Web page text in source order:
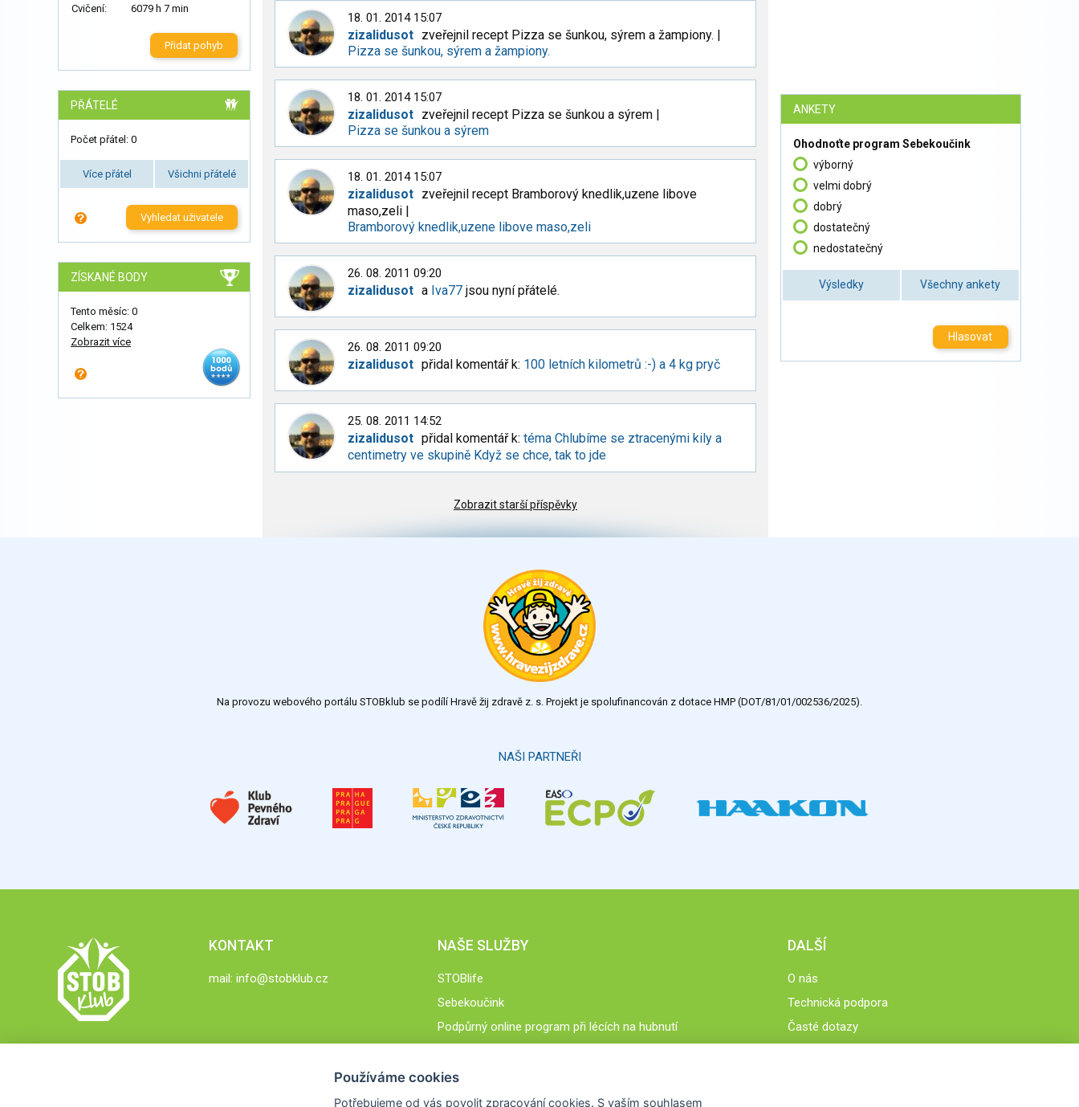
Cvičení:
6079 h 7 min
Přidat pohyb
PŘÁTELÉ
Počet přátel: 0
Více přátel Všichni přátelé
Vyhledat uživatele
ZÍSKANÉ BODY
Tento měsíc: 0
Celkem: 1524
Zobrazit více
18. 01. 2014 15:07
zizalidusot zveřejnil recept Pizza se šunkou, sýrem a žampiony. |
Pizza se šunkou, sýrem a žampiony.
18. 01. 2014 15:07
zizalidusot zveřejnil recept Pizza se šunkou a sýrem |
Pizza se šunkou a sýrem
18. 01. 2014 15:07
zizalidusot zveřejnil recept Bramborový knedlik,uzene libove
maso,zeli |
Bramborový knedlik,uzene libove maso,zeli
26. 08. 2011 09:20
zizalidusot a Iva77 jsou nyní přátelé.
26. 08. 2011 09:20
zizalidusot přidal komentář k: 100 letních kilometrů :-) a 4 kg pryč
25. 08. 2011 14:52
zizalidusot přidal komentář k:téma Chlubíme se ztracenými kily a
centimetry ve skupině Když se chce, tak to jde
Zobrazit starší příspěvky
ANKETY
Ohodnoťte program Sebekoučink
výborný
velmi dobrý
dobrý
dostatečný
nedostatečný
Výsledky Všechny ankety
Hlasovat
Na provozu webového portálu STOBklub se podílí Hravě žij zdravě z. s. Projekt je spolufinancován z dotace HMP (DOT/81/01/002536/2025).
NAŠI PARTNEŘI
KONTAKT
mail: info@stobklub.cz
NAŠE SLUŽBY
STOBlife
Sebekoučink
Podpůrný online program při lécích na hubnutí
DALŠÍ
O nás
Technická podpora
Časté dotazy
Používáme cookies
Potřebujeme od vás povolit zpracování cookies. S vaším souhlasem